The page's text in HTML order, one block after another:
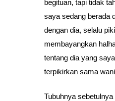
begituan, tapi tidak
saya sedang berada
dengan dia, selalu
membayangkan
tentang dia yang
terpikirkan sama
Tubuhnya